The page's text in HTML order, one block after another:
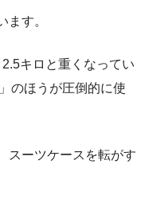
ます。
キロと重くなってい
のほうが圧倒的に使
スーツケースを転がす